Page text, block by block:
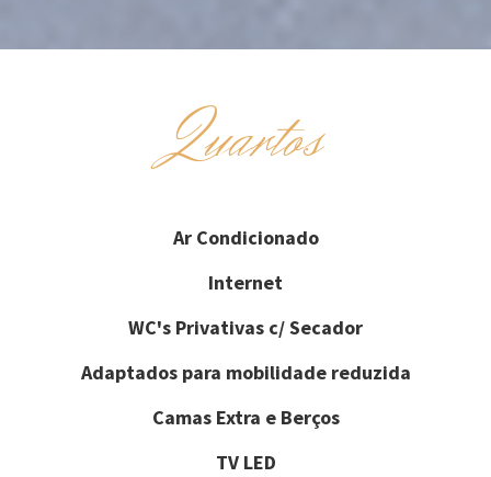
Quartos
Ar Condicionado
Internet
WC's Privativas c/ Secador
Adaptados para mobilidade reduzida
Camas Extra e Berços
TV LED